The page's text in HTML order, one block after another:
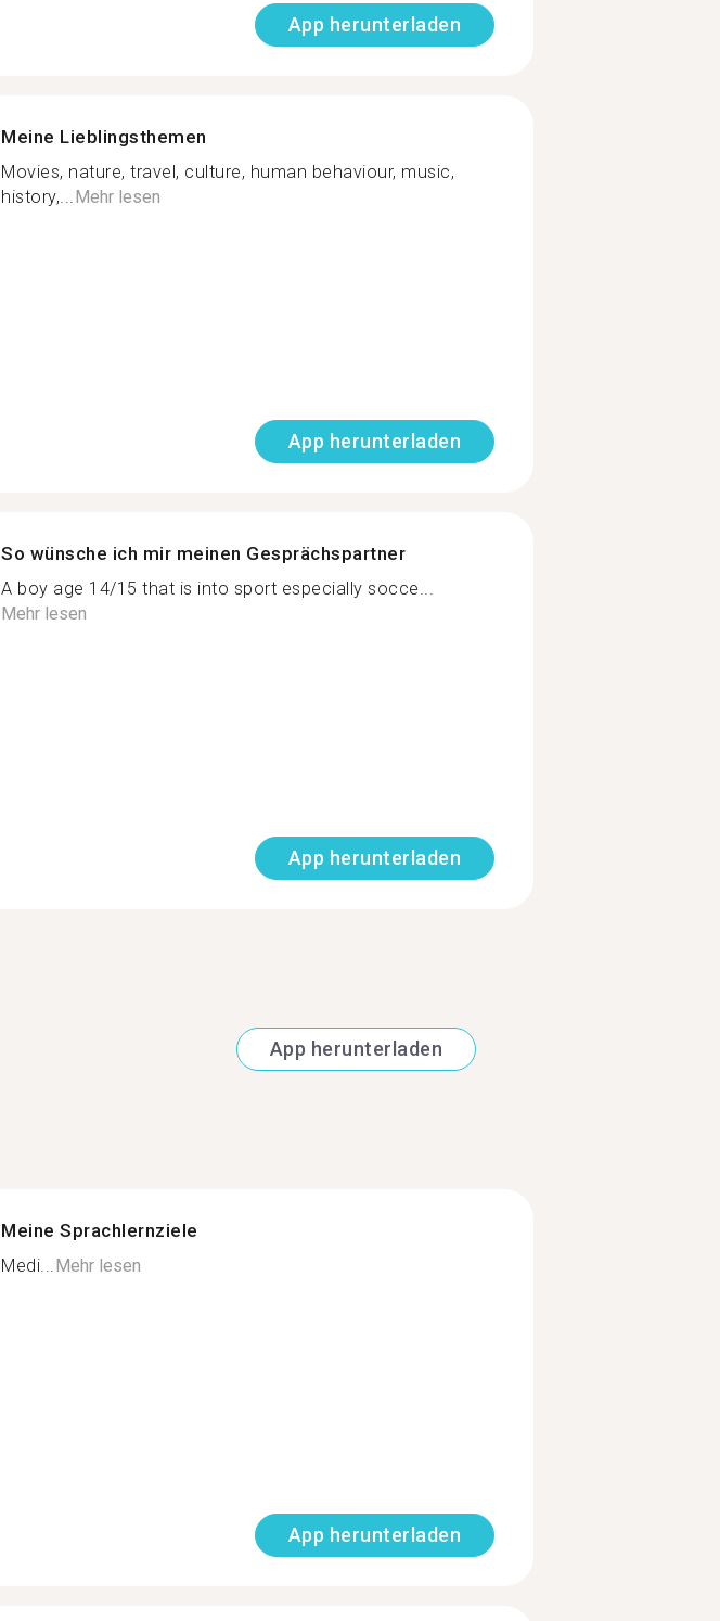
App herunterladen
Meine Lieblingsthemen
Movies, nature, travel, culture, human behaviour, music,
history,...Mehr lesen
App herunterladen
So wünsche ich mir meinen Gesprächspartner
A boy age 14/15 that is into sport especially socce...
Mehr lesen
App herunterladen
App herunterladen
Meine Sprachlernziele
Medi... Mehr lesen
App herunterladen